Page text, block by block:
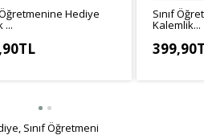
Öğretmenine Hediye
...
Sınıf
Kalemlik...
, Sınıf Öğretmeni